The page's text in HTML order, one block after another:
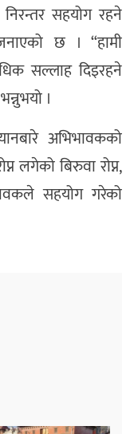
निरन्तर सहयोग रहने
छ । “हामी
सल्लाह दिइरहने
।
अभिभावकको
लगेको बिरुवा रोप्न,
सहयोग गरेको